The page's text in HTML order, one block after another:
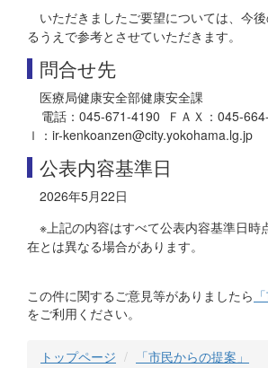
いただきましたご要望については、今
るうえで参考とさせていただきます。
問合せ先
医療局健康安全部健康安全課
電話：045-671-4190 ＦＡＸ：045-
ｌ：ir-kenkoanzen@city.yokohama.lg.jp
公表内容基準日
2026年5月22日
※上記の内容はすべて公表内容基準日時
在とは異なる場合があります。
この件に関するご意見等がありましたら
をご利用ください。
トップページ
「市民からの提案」